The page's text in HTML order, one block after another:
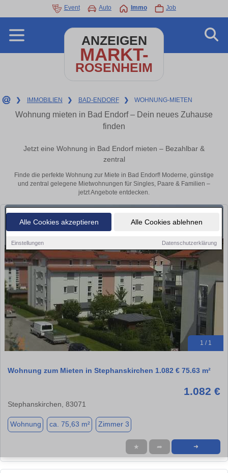
Alle Cookies akzeptieren Alle Cookies ablehnen
Einstellungen Datenschutzerklärung
Event Auto Immo Job
ANZEIGEN
MARKT-
ROSENHEIM
❯ IMMOBILIEN ❯ BAD-ENDORF ❯ WOHNUNG-MIETEN
Wohnung mieten in Bad Endorf – Dein neues Zuhause
finden
Jetzt eine Wohnung in Bad Endorf mieten – Bezahlbar &
zentral
Finde die perfekte Wohnung zur Miete in Bad Endorf! Moderne, günstige
und zentral gelegene Mietwohnungen für Singles, Paare & Familien –
jetzt Angebote entdecken.
1 / 1
Wohnung zum Mieten in Stephanskirchen 1.082 € 75.63 m²
1.082 €
Stephanskirchen, 83071
Wohnung ca. 75,63 m² Zimmer 3
★ ➦ ➜